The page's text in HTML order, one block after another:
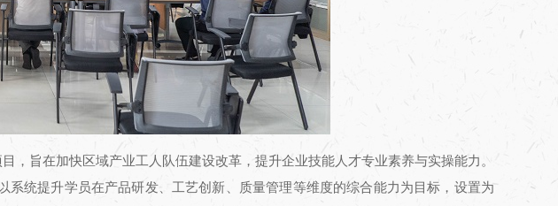
旨在加快区域产业工人队伍建设改革，提升企业技能人才专业素养与实操能力。
统提升学员在产品研发、工艺创新、质量管理等维度的综合能力为目标，设置为